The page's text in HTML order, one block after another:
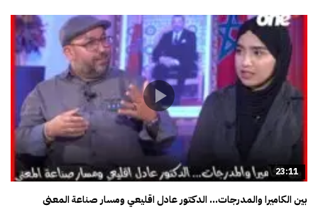
23:11
بين الكاميرا والمدرجات… الدكتور عادل اقليعي ومسار صناعة المعنى